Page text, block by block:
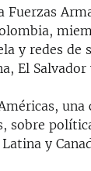
y redes de
El
una
sobre
y